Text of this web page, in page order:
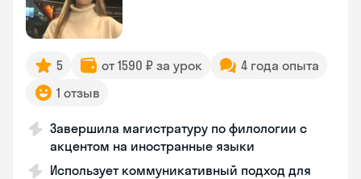
5 от 1590 ₽ за урок
4 года опыта
1 отзыв
Завершила магистратуру по филологии с
акцентом на иностранные языки
Использует коммуникативный подход для